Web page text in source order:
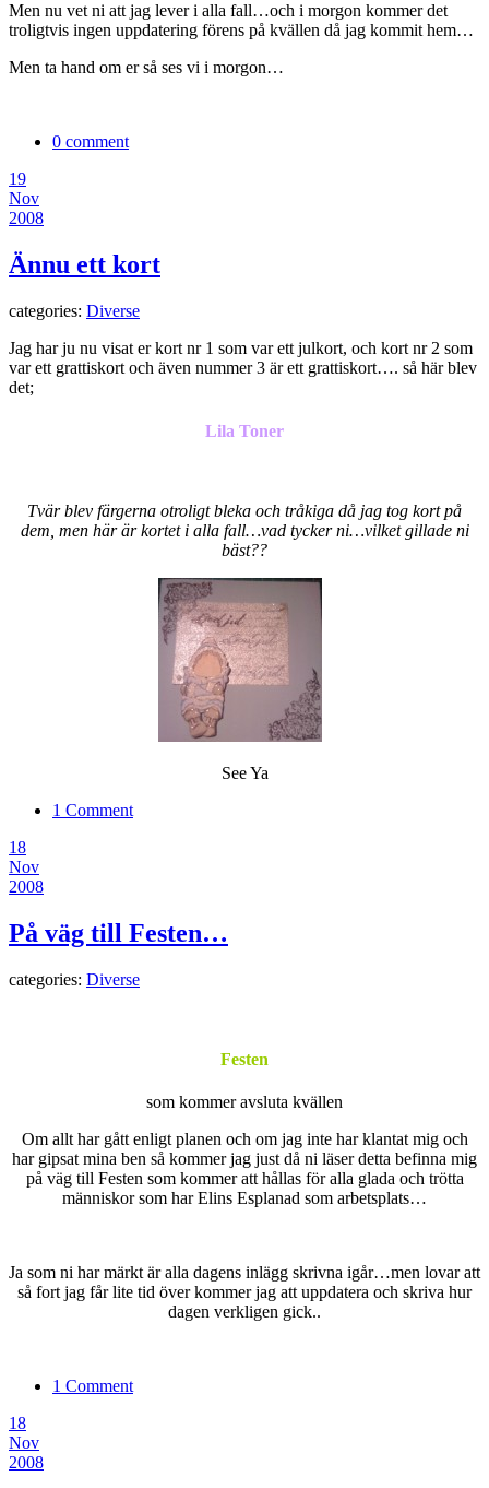
Men nu vet ni att jag lever i alla fall…och i morgon kommer det
troligtvis ingen uppdatering förens på kvällen då jag kommit hem…
Men ta hand om er så ses vi i morgon…
0 comment
19
Nov
2008
Ännu ett kort
categories: Diverse
Jag har ju nu visat er kort nr 1 som var ett julkort, och kort nr 2 som
var ett grattiskort och även nummer 3 är ett grattiskort…. så här blev
det;
Lila Toner
Tvär blev färgerna otroligt bleka och tråkiga då jag tog kort på
dem, men här är kortet i alla fall…vad tycker ni…vilket gillade ni
bäst??
See Ya
1 Comment
18
Nov
2008
På väg till Festen…
categories: Diverse
Festen
som kommer avsluta kvällen
Om allt har gått enligt planen och om jag inte har klantat mig och
har gipsat mina ben så kommer jag just då ni läser detta befinna mig
på väg till Festen som kommer att hållas för alla glada och trötta
människor som har Elins Esplanad som arbetsplats…
Ja som ni har märkt är alla dagens inlägg skrivna igår…men lovar att
så fort jag får lite tid över kommer jag att uppdatera och skriva hur
dagen verkligen gick..
1 Comment
18
Nov
2008